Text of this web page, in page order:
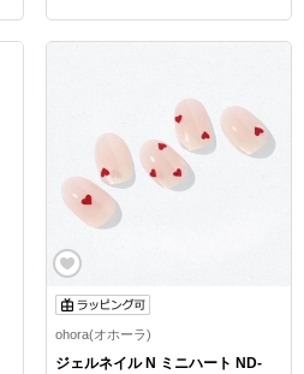
ohora(オホーラ)
ジェルネイル N ミニハート ND-